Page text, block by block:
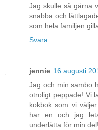
Jag skulle så gärna
snabba och
som hela familjen
Svara
jennie 16 augusti
Jag och min sambo
otroligt peppade! Vi
kokbok som vi
har en och jag
underlätta för min del!